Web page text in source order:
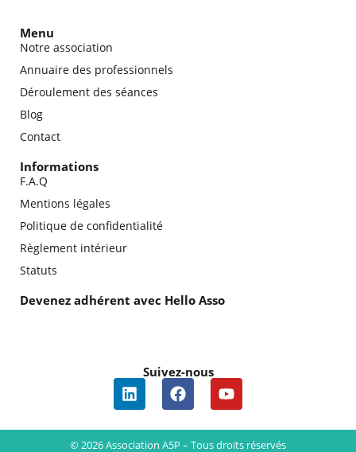
Menu
Notre association
Annuaire des professionnels
Déroulement des séances
Blog
Contact
Informations
F.A.Q
Mentions légales
Politique de confidentialité
Règlement intérieur
Statuts
Devenez adhérent avec Hello Asso
Suivez-nous
© 2026 Association A5P – Tous droits réservés